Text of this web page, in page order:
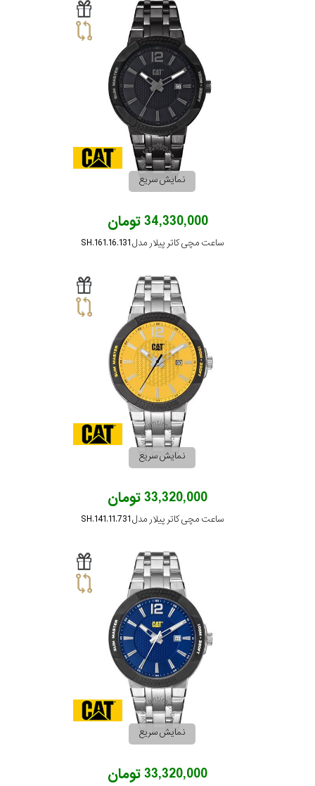
نمایش سریع
34,330,000 تومان
ساعت مچی کاتر پیلار مدل SH.161.16.131
نمایش سریع
33,320,000 تومان
ساعت مچی کاتر پیلار مدل SH.141.11.731
نمایش سریع
33,320,000 تومان